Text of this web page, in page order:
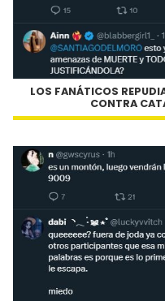
LOS FANÁTICOS
CONTRA